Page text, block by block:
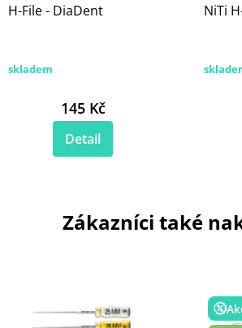
H-File - DiaDent
skladem
145 Kč
Detail
NiTi
Zákazníci také